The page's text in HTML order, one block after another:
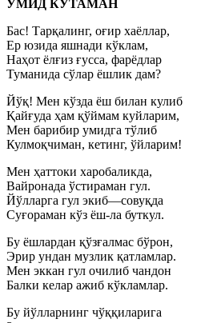
УМИД КУТАМАН
Бас! Тарқалинг, оғир хаёллар,
Ер юзида яшнади кўклам,
Наҳот ёлғиз ғусса, фарёдлар
Туманида сўлар ёшлик дам?
Йўқ! Мен кўзда ёш билан кулиб
Қайғуда ҳам қўймам куйларим,
Мен барибир умидга тўлиб
Кулмоқчиман, кетинг, ўйларим!
Мен ҳаттоки харобаликда,
Вайронада ўстираман гул.
Йўлларга гул экиб—совуқда
Суғораман кўз ёш-ла буткул.
Бу ёшлардан қўзғалмас бўрон,
Эрир ундан музлик қатламлар.
Мен эккан гул очилиб чандон
Балки келар ажиб кўкламлар.
Бу йўлларнинг чўққиларига